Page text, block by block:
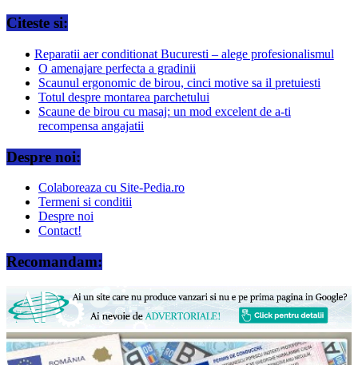
Citeste si:
Reparatii aer conditionat Bucuresti – alege profesionalismul
O amenajare perfecta a gradinii
Scaunul ergonomic de birou, cinci motive sa il pretuiesti
Totul despre montarea parchetului
Scaune de birou cu masaj: un mod excelent de a-ti
recompensa angajatii
Despre noi:
Colaboreaza cu Site-Pedia.ro
Termeni si conditii
Despre noi
Contact!
Recomandam: